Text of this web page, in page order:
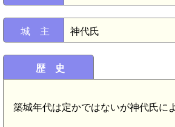
城 主 神代氏
歴 史
築城年代は定かではないが神代氏に